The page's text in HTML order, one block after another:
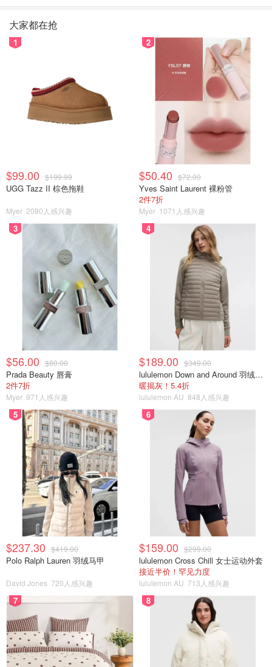
大家都在抢
1
$99.00 $199.99
UGG Tazz II 棕色拖鞋
Myer 2080人感兴趣
2
$50.40 $72.00
Yves Saint Laurent 裸粉管
2件7折
Myer 1071人感兴趣
3
$56.00 $80.00
Prada Beauty 唇膏
2件7折
Myer 971人感兴趣
4
$189.00 $349.00
lululemon Down and Around 羽绒夹克
暖揭灰！5.4折
lululemon AU 848人感兴趣
5
$237.30 $419.00
Polo Ralph Lauren 羽绒马甲
David Jones 720人感兴趣
6
$159.00 $299.00
lululemon Cross Chill 女士运动外套
接近半价！罕见力度
lululemon AU 713人感兴趣
7 8